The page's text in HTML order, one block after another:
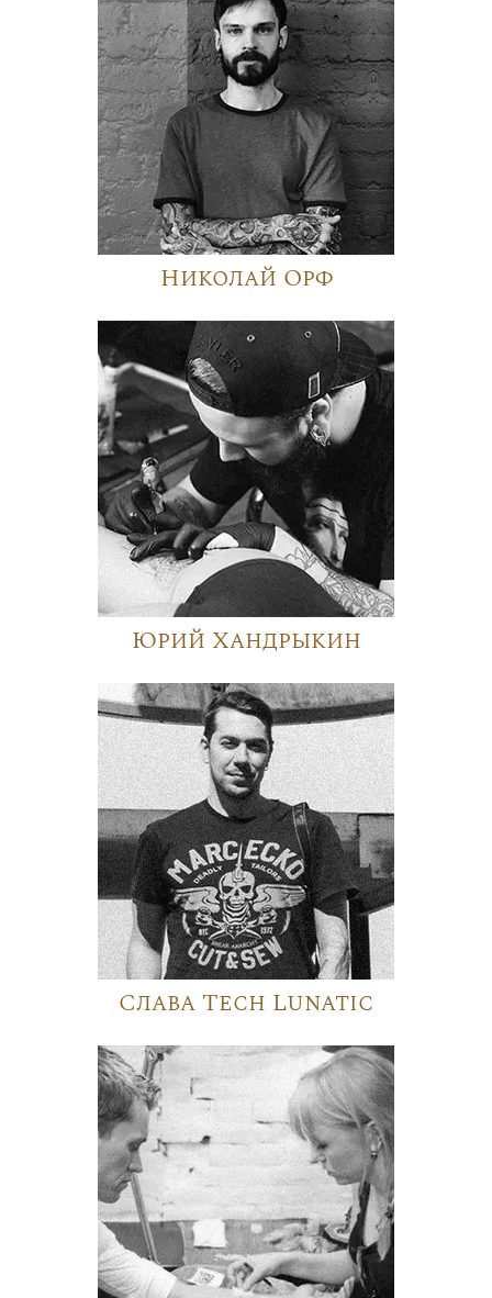
Николай Орф
Юрий Хандрыкин
Слава Tech Lunatic